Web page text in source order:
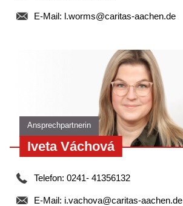
E-Mail: l.worms@caritas-aachen.de
Ansprechpartnerin
Iveta Váchová
Telefon: 0241- 41356132
E-Mail: i.vachova@caritas-aachen.de